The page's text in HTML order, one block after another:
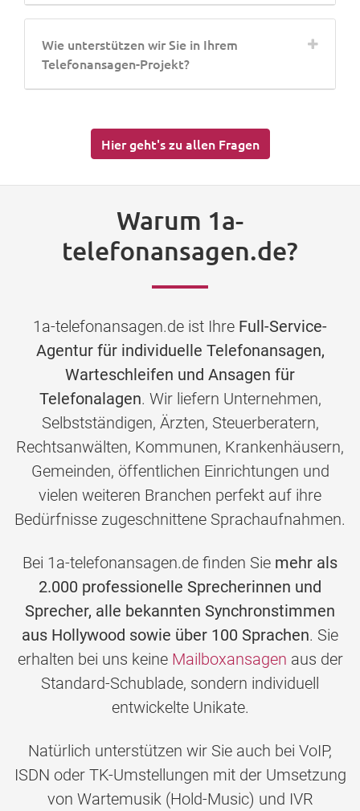
Wie unterstützen wir Sie in Ihrem
Telefonansagen-Projekt?
Hier geht's zu allen Fragen
Warum 1a-
telefonansagen.de?
1a-telefonansagen.de ist Ihre Full-Service-
Agentur für individuelle Telefonansagen,
Warteschleifen und Ansagen für
Telefonalagen. Wir liefern Unternehmen,
Selbstständigen, Ärzten, Steuerberatern,
Rechtsanwälten, Kommunen, Krankenhäusern,
Gemeinden, öffentlichen Einrichtungen und
vielen weiteren Branchen perfekt auf ihre
Bedürfnisse zugeschnittene Sprachaufnahmen.
Bei 1a-telefonansagen.de finden Sie mehr als
2.000 professionelle Sprecherinnen und
Sprecher, alle bekannten Synchronstimmen
aus Hollywood sowie über 100 Sprachen. Sie
erhalten bei uns keine Mailboxansagen aus der
Standard-Schublade, sondern individuell
entwickelte Unikate.
Natürlich unterstützen wir Sie auch bei VoIP,
ISDN oder TK-Umstellungen mit der Umsetzung
von Wartemusik (Hold-Music) und IVR